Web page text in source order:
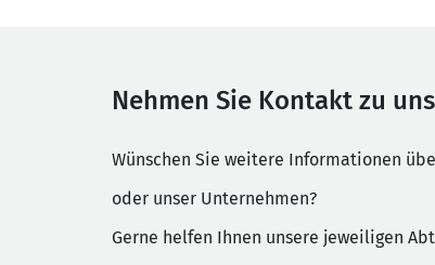
Nehmen Sie Kontakt zu
Wünschen Sie weitere Informationen
oder unser Unternehmen?
Gerne helfen Ihnen unsere jeweiligen